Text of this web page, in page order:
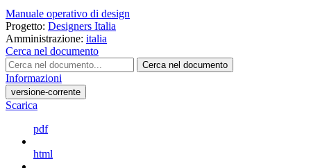
Manuale operativo di design
Progetto: Designers Italia
Amministrazione: italia
Cerca nel documento
Cerca nel documento
Informazioni
versione-corrente
Scarica
pdf
html